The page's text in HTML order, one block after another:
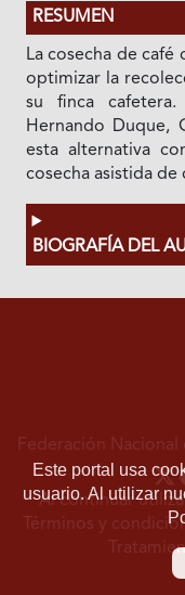
RESUMEN
La cosecha de
optimizar la
su finca
Hernando Duque,
esta alternativa
cosecha asistida de
BIOGRAFÍA DEL
Este portal usa
usuario. Al utilizar
Federación Nacional
Al continuar
Términos y